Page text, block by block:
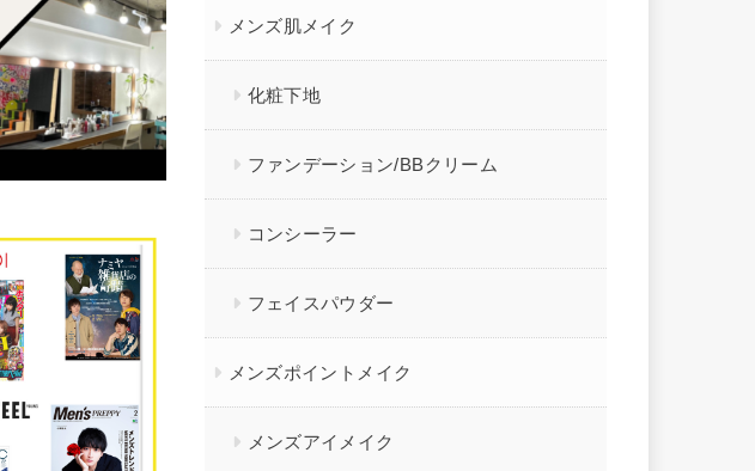
メンズ肌メイク
化粧下地
ファンデーション/BBクリーム
コンシーラー
フェイスパウダー
メンズポイントメイク
メンズアイメイク